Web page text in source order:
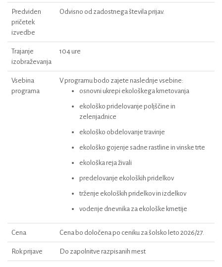
Predviden
pričetek
izvedbe
Odvisno od zadostnega števila prijav.
Trajanje
izobraževanja
104 ure
Vsebina
programa
V programu bodo zajete naslednje vsebine:
osnovni ukrepi ekološkega kmetovanja
ekološko pridelovanje poljščine in
zelenjadnice
ekološko obdelovanje travinje
ekološko gojenje sadne rastline in vinske trte
ekološka reja živali
predelovanje ekoloških pridelkov
trženje ekoloških pridelkov in izdelkov
vodenje dnevnika za ekološke kmetije
Cena Cena bo določena po ceniku za šolsko leto 2026/27.
Rok prijave Do zapolnitve razpisanih mest